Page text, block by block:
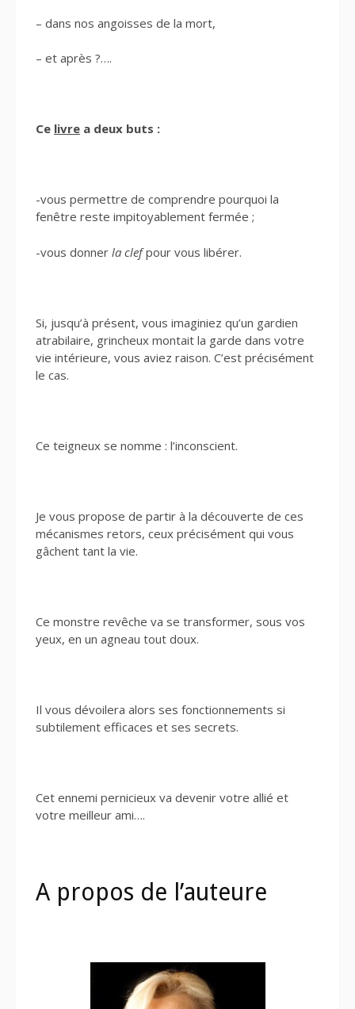
– dans nos angoisses de la mort,
– et après ?….
Ce livre a deux buts :
-vous permettre de comprendre pourquoi la
fenêtre reste impitoyablement fermée ;
-vous donner la clefpour vous libérer.
Si, jusqu’à présent, vous imaginiez qu’un gardien
atrabilaire, grincheux montait la garde dans votre
vie intérieure, vous aviez raison. C’est précisément
le cas.
Ce teigneux se nomme : l’inconscient.
Je vous propose de partir à la découverte de ces
mécanismes retors, ceux précisément qui vous
gâchent tant la vie.
Ce monstre revêche va se transformer, sous vos
yeux, en un agneau tout doux.
Il vous dévoilera alors ses fonctionnements si
subtilement efficaces et ses secrets.
Cet ennemi pernicieux va devenir votre allié et
votre meilleur ami….
A propos de l’auteure